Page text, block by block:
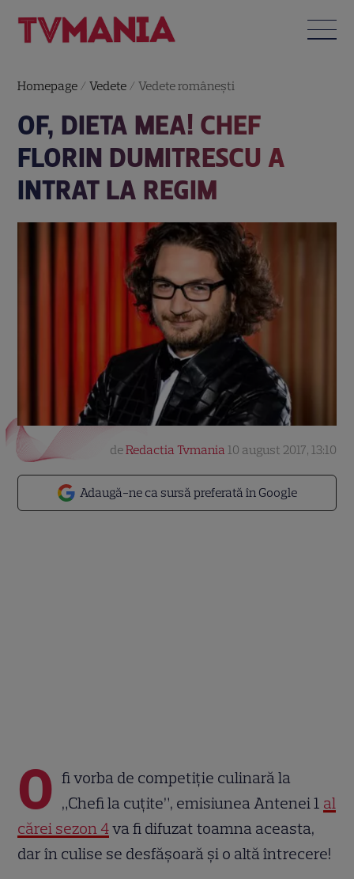
Homepage /Vedete /Vedete româneşti
OF, DIETA MEA! CHEF
FLORIN DUMITRESCU A
INTRAT LA REGIM
Adaugă-ne ca sursă preferată în Google
deRedactia Tvmania 10 august 2017, 13:10
O fi vorba de competiție culinară la
„Chefi la cuțite”, emisiunea Antenei 1 al
cărei sezon 4va fi difuzat toamna aceasta,
dar în culise se desfășoară și o altă întrecere!